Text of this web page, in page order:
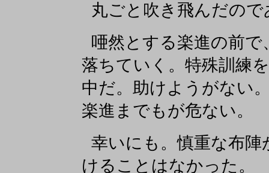
丸ごと吹き飛んだので
唖然とする楽進の前
落ちていく。特殊訓練
中だ。助けようがない
楽進までもが危ない。
幸いにも。慎重な布
けることはなかった。